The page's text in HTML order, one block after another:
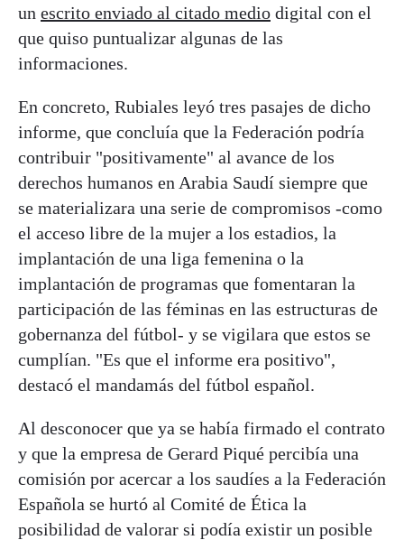
un escrito enviado al citado medio digital con el
que quiso puntualizar algunas de las
informaciones.
En concreto, Rubiales leyó tres pasajes de dicho
informe, que concluía que la Federación podría
contribuir "positivamente" al avance de los
derechos humanos en Arabia Saudí siempre que
se materializara una serie de compromisos -como
el acceso libre de la mujer a los estadios, la
implantación de una liga femenina o la
implantación de programas que fomentaran la
participación de las féminas en las estructuras de
gobernanza del fútbol- y se vigilara que estos se
cumplían. "Es que el informe era positivo",
destacó el mandamás del fútbol español.
Al desconocer que ya se había firmado el contrato
y que la empresa de Gerard Piqué percibía una
comisión por acercar a los saudíes a la Federación
Española se hurtó al Comité de Ética la
posibilidad de valorar si podía existir un posible